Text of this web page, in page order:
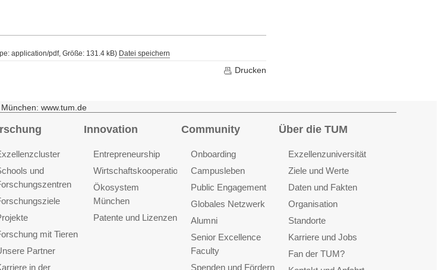
application/pdf, Größe: 131.4 kB) Datei speichern
Drucken
www.tum.de
und
mit Tieren
Partner
in der
Innovation
Entrepreneurship
Wirtschaftskooperationen
Ökosystem
München
Patente und Lizenzen
Community
Onboarding
Campusleben
Public Engagement
Globales Netzwerk
Alumni
Senior Excellence
Faculty
Spenden und Fördern
Über die TUM
Exzellenzuniversität
Ziele und Werte
Daten und Fakten
Organisation
Standorte
Karriere und Jobs
Fan der TUM?